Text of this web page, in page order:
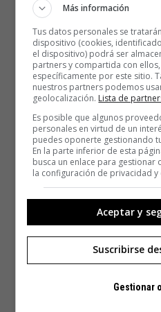
Más información
Tus datos personales se
dispositivo (cookies,
el dispositivo) podrá ser
partners y compartida con
específicamente por este sitio.
nuestros partners podemos
geolocalización. Lista de
Es posible que algunos
personales en virtud de un
puedes oponerte gestionando
En la parte inferior de esta
busca un enlace para
la configuración de privacidad y
Aceptar y
Suscribirse
Gestionar